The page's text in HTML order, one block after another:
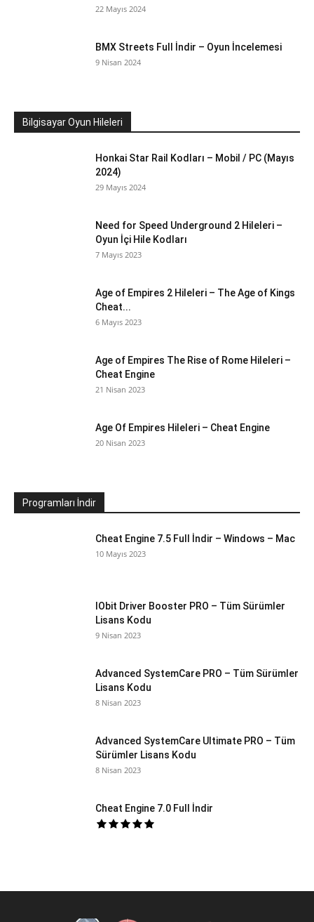
22 Mayıs 2024
BMX Streets Full İndir – Oyun İncelemesi
9 Nisan 2024
Bilgisayar Oyun Hileleri
Honkai Star Rail Kodları – Mobil / PC (Mayıs
2024)
29 Mayıs 2024
Need for Speed Underground 2 Hileleri –
Oyun İçi Hile Kodları
7 Mayıs 2023
Age of Empires 2 Hileleri – The Age of Kings
Cheat...
6 Mayıs 2023
Age of Empires The Rise of Rome Hileleri –
Cheat Engine
21 Nisan 2023
Age Of Empires Hileleri – Cheat Engine
20 Nisan 2023
Programları İndir
Cheat Engine 7.5 Full İndir – Windows – Mac
10 Mayıs 2023
IObit Driver Booster PRO – Tüm Sürümler
Lisans Kodu
9 Nisan 2023
Advanced SystemCare PRO – Tüm Sürümler
Lisans Kodu
8 Nisan 2023
Advanced SystemCare Ultimate PRO – Tüm
Sürümler Lisans Kodu
8 Nisan 2023
Cheat Engine 7.0 Full İndir